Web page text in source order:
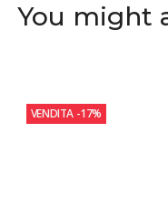
You might
VENDITA -17%